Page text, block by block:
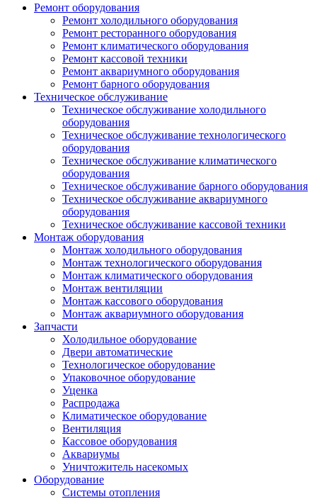
Ремонт оборудования
Ремонт холодильного оборудования
Ремонт ресторанного оборудования
Ремонт климатического оборудования
Ремонт кассовой техники
Ремонт аквариумного оборудования
Ремонт барного оборудования
Техническое обслуживание
Техническое обслуживание холодильного
оборудования
Техническое обслуживание технологического
оборудования
Техническое обслуживание климатического
оборудования
Техническое обслуживание барного оборудования
Техническое обслуживание аквариумного
оборудования
Техническое обслуживание кассовой техники
Монтаж оборудования
Монтаж холодильного оборудования
Монтаж технологического оборудования
Монтаж климатического оборудования
Монтаж вентиляции
Монтаж кассового оборудования
Монтаж аквариумного оборудования
Запчасти
Холодильное оборудование
Двери автоматические
Технологическое оборудование
Упаковочное оборудование
Уценка
Распродажа
Климатическое оборудование
Вентиляция
Кассовое оборудования
Аквариумы
Уничтожитель насекомых
Оборудование
Системы отопления